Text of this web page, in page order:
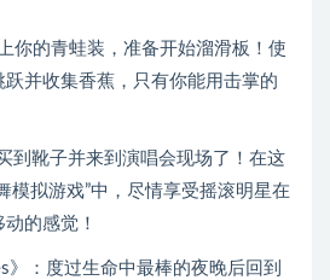
你的青蛙装，准备开始溜滑板！使
并收集香蕉，只有你能用击掌的
到靴子并来到演唱会现场了！在这
模拟游戏”中，尽情享受摇滚明星在
的感觉！
》：度过生命中最棒的夜晚后回到